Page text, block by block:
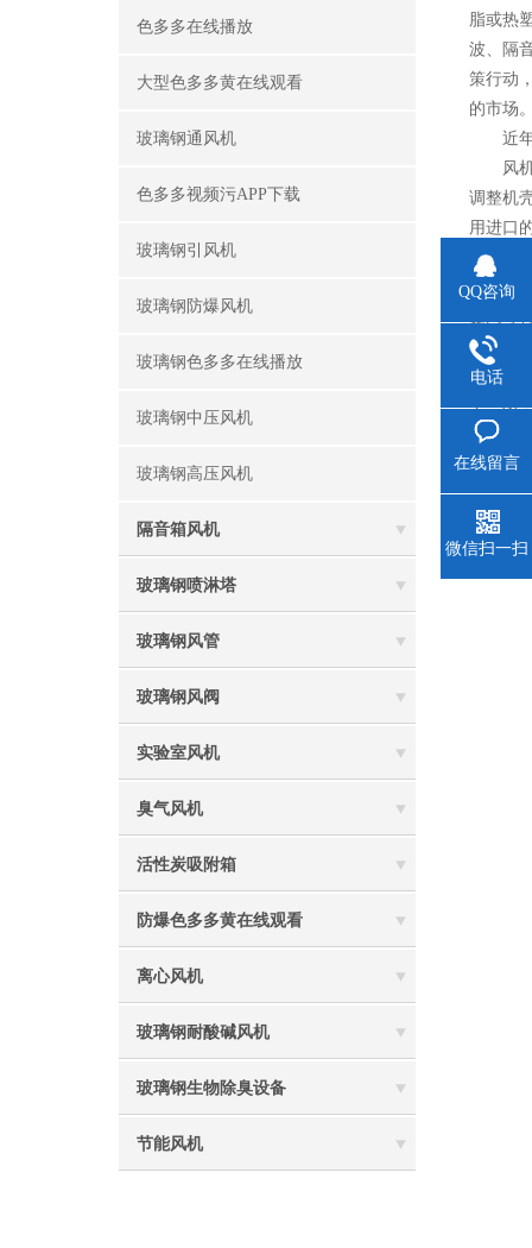
色多多在线播放
大型色多多黄在线观看
玻璃钢通风机
色多多视频污APP下载
玻璃钢引风机
玻璃钢防爆风机
玻璃钢色多多在线播放
玻璃钢中压风机
玻璃钢高压风机
隔音箱风机
玻璃钢喷淋塔
玻璃钢风管
玻璃钢风阀
实验室风机
臭气风机
活性炭吸附箱
防爆色多多黄在线观看
离心风机
玻璃钢耐酸碱风机
玻璃钢生物除臭设备
节能风机
脂或热塑
波、
策行动
的市场
近年来
风机的
调整机壳
用进口
齿轮就
注色多
上一篇
下一篇
QQ咨询
电话
在线留言
微信扫一扫